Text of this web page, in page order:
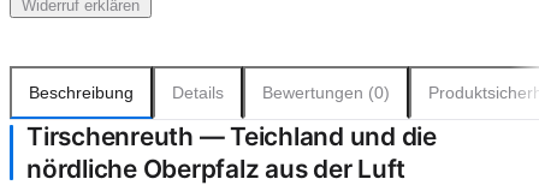
Widerruf erklären
Beschreibung Details Bewertungen (0)
Tirschenreuth — Teichland und die
nördliche Oberpfalz aus der Luft